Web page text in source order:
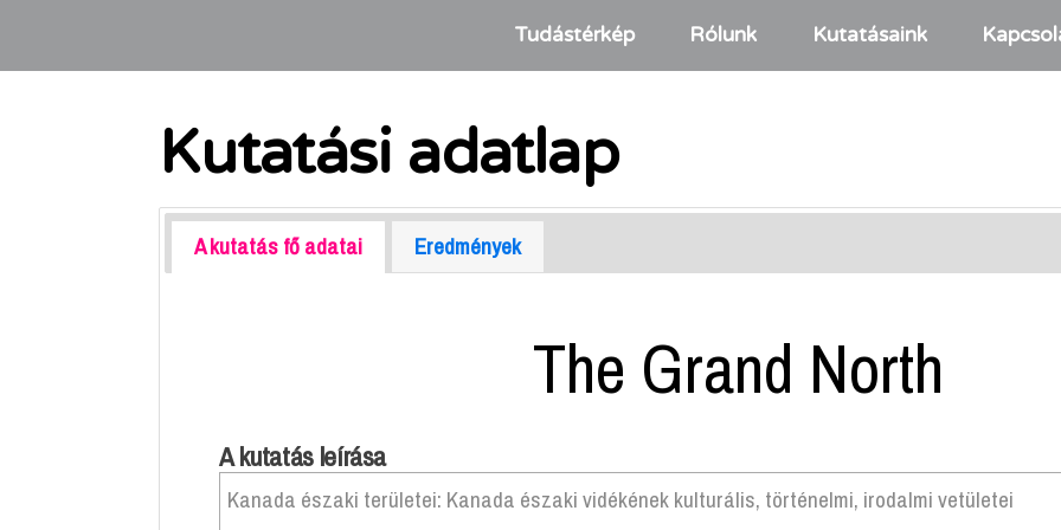
Tudástérkép Rólunk Kutatásaink
Kutatási adatlap
A kutatás fő adatai Eredmények
The Grand North
A kutatás leírása
Kanada északi területei: Kanada északi vidékének kulturális, történelmi, irodalmi vetületei